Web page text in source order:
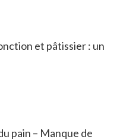
et pâtissier : un
pain – Manque de